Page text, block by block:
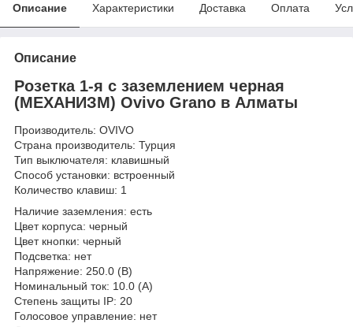
Описание Характеристики Доставка Оплата
Описание
Розетка 1-я с заземлением черная
(МЕХАНИЗМ) Ovivo Grano в Алматы
Производитель: OVIVO
Страна производитель: Турция
Тип выключателя: клавишный
Способ установки: встроенный
Количество клавиш: 1
Наличие заземления: есть
Цвет корпуса: черный
Цвет кнопки: черный
Подсветка: нет
Напряжение: 250.0 (В)
Номинальный ток: 10.0 (А)
Степень защиты IP: 20
Голосовое управление: нет